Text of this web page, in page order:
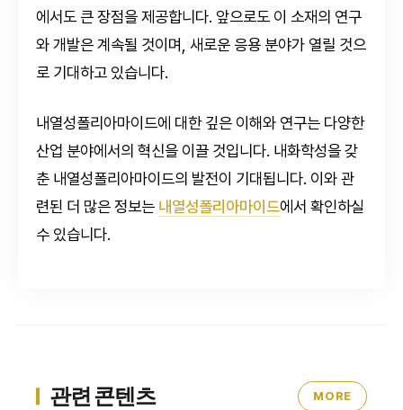
에서도 큰 장점을 제공합니다. 앞으로도 이 소재의 연구
와 개발은 계속될 것이며, 새로운 응용 분야가 열릴 것으
로 기대하고 있습니다.
내열성폴리아마이드에 대한 깊은 이해와 연구는 다양한
산업 분야에서의 혁신을 이끌 것입니다. 내화학성을 갖
춘 내열성폴리아마이드의 발전이 기대됩니다. 이와 관
련된 더 많은 정보는 내열성폴리아마이드에서 확인하실
수 있습니다.
관련 콘텐츠 MORE